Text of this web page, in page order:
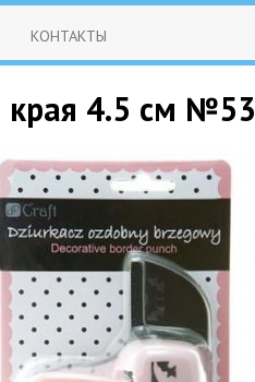
КОНТАКТЫ
4.5 см №53